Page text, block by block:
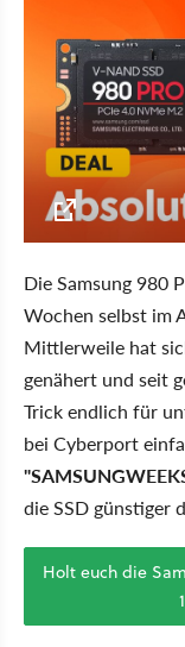
Die Samsung 980
Wochen selbst im
Mittlerweile hat
genähert und seit
Trick endlich für
bei Cyberport
die SSD günstiger
Holt euch die